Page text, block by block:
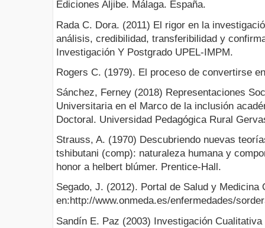
Ediciones Aljibe. Málaga. España.
Rada C. Dora. (2011) El rigor en la
análisis, credibilidad, transferibilidad y
Investigación Y Postgrado UPEL-IMPM.
Rogers C. (1979). El proceso de convertirse
Sánchez, Ferney (2018) Representaciones
Universitaria en el Marco de la inclusión
Doctoral. Universidad Pedagógica Rural
Strauss, A. (1970) Descubriendo nuevas
tshibutani (comp): naturaleza humana y
honor a helbert blúmer. Prentice-Hall.
Segado, J. (2012). Portal de Salud y Medicina
en:http://www.onmeda.es/enfermedades/
Sandín E. Paz (2003) Investigación